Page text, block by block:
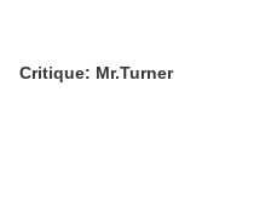
Critique: Mr.Turner